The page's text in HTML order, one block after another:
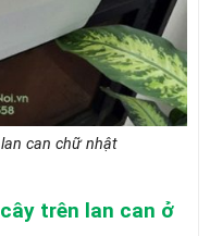
can chữ nhật
trên lan can ở